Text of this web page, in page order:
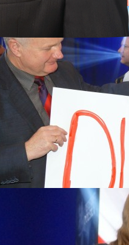
2017
MARSZE